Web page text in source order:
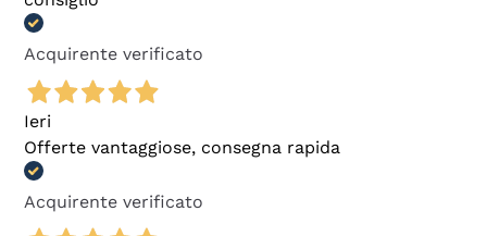
Acquirente verificato
Ieri
Offerte vantaggiose, consegna rapida
Acquirente verificato